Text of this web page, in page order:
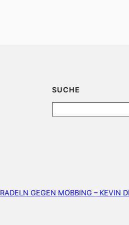
SUCHE
RADELN GEGEN MOBBING – KEVIN